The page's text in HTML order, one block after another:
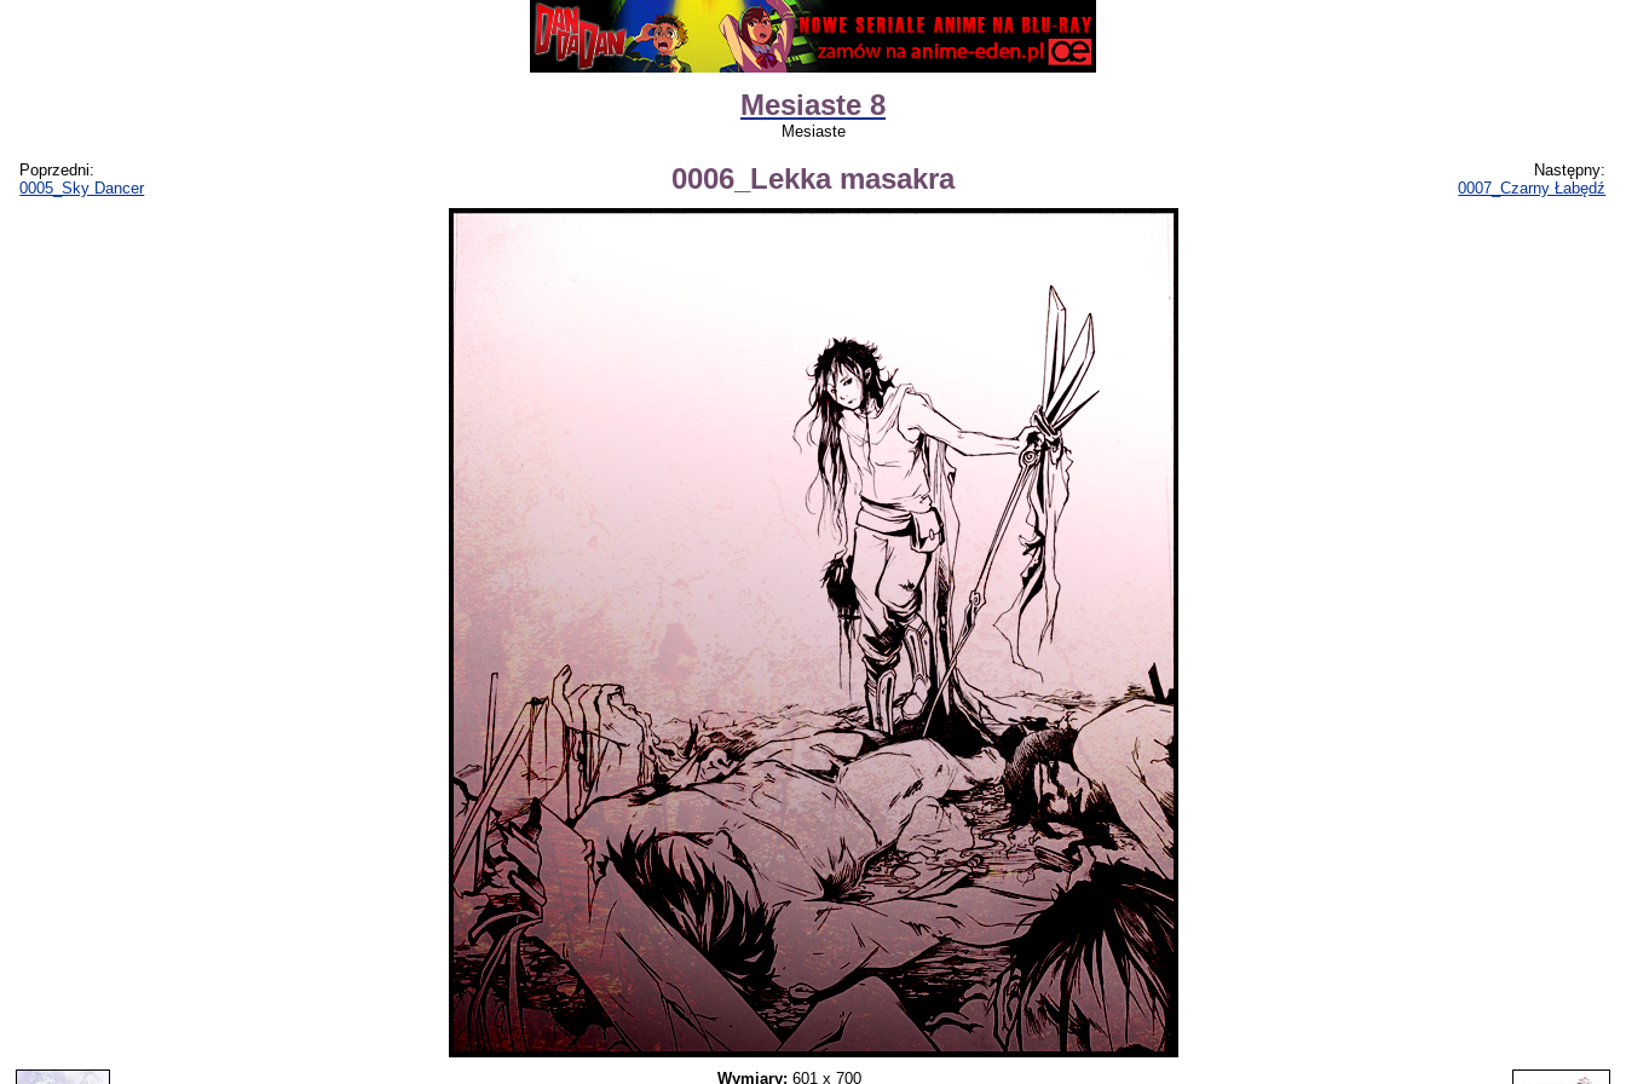
Mesiaste 8
Mesiaste
Poprzedni:
0005_Sky Dancer
0006_Lekka masakra
Następny:
0007_Czarny Łabędź
Wymiary: 601 x 700